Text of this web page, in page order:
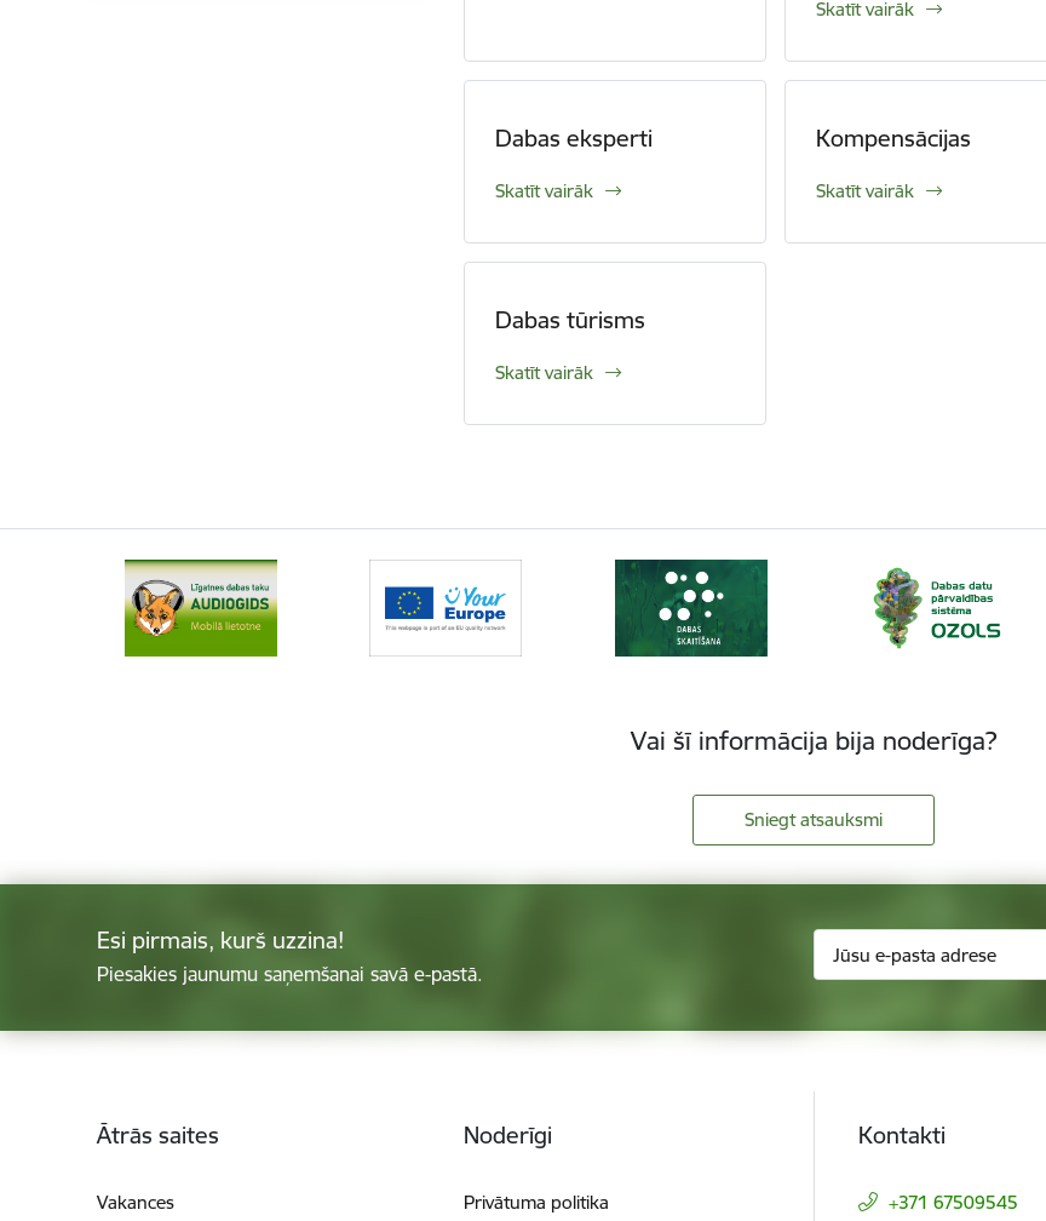
Skatīt vairāk
Dabas eksperti
Skatīt vairāk
Kompensācijas
Skatīt vairāk
Dabas tūrisms
Skatīt vairāk
Vai šī informācija bija noderīga?
Sniegt atsauksmi
Esi pirmais, kurš uzzina!
Piesakies jaunumu saņemšanai savā e-pastā.
Ātrās saites
Vakances
Noderīgi
Privātuma politika
Kontakti
+371 67509545